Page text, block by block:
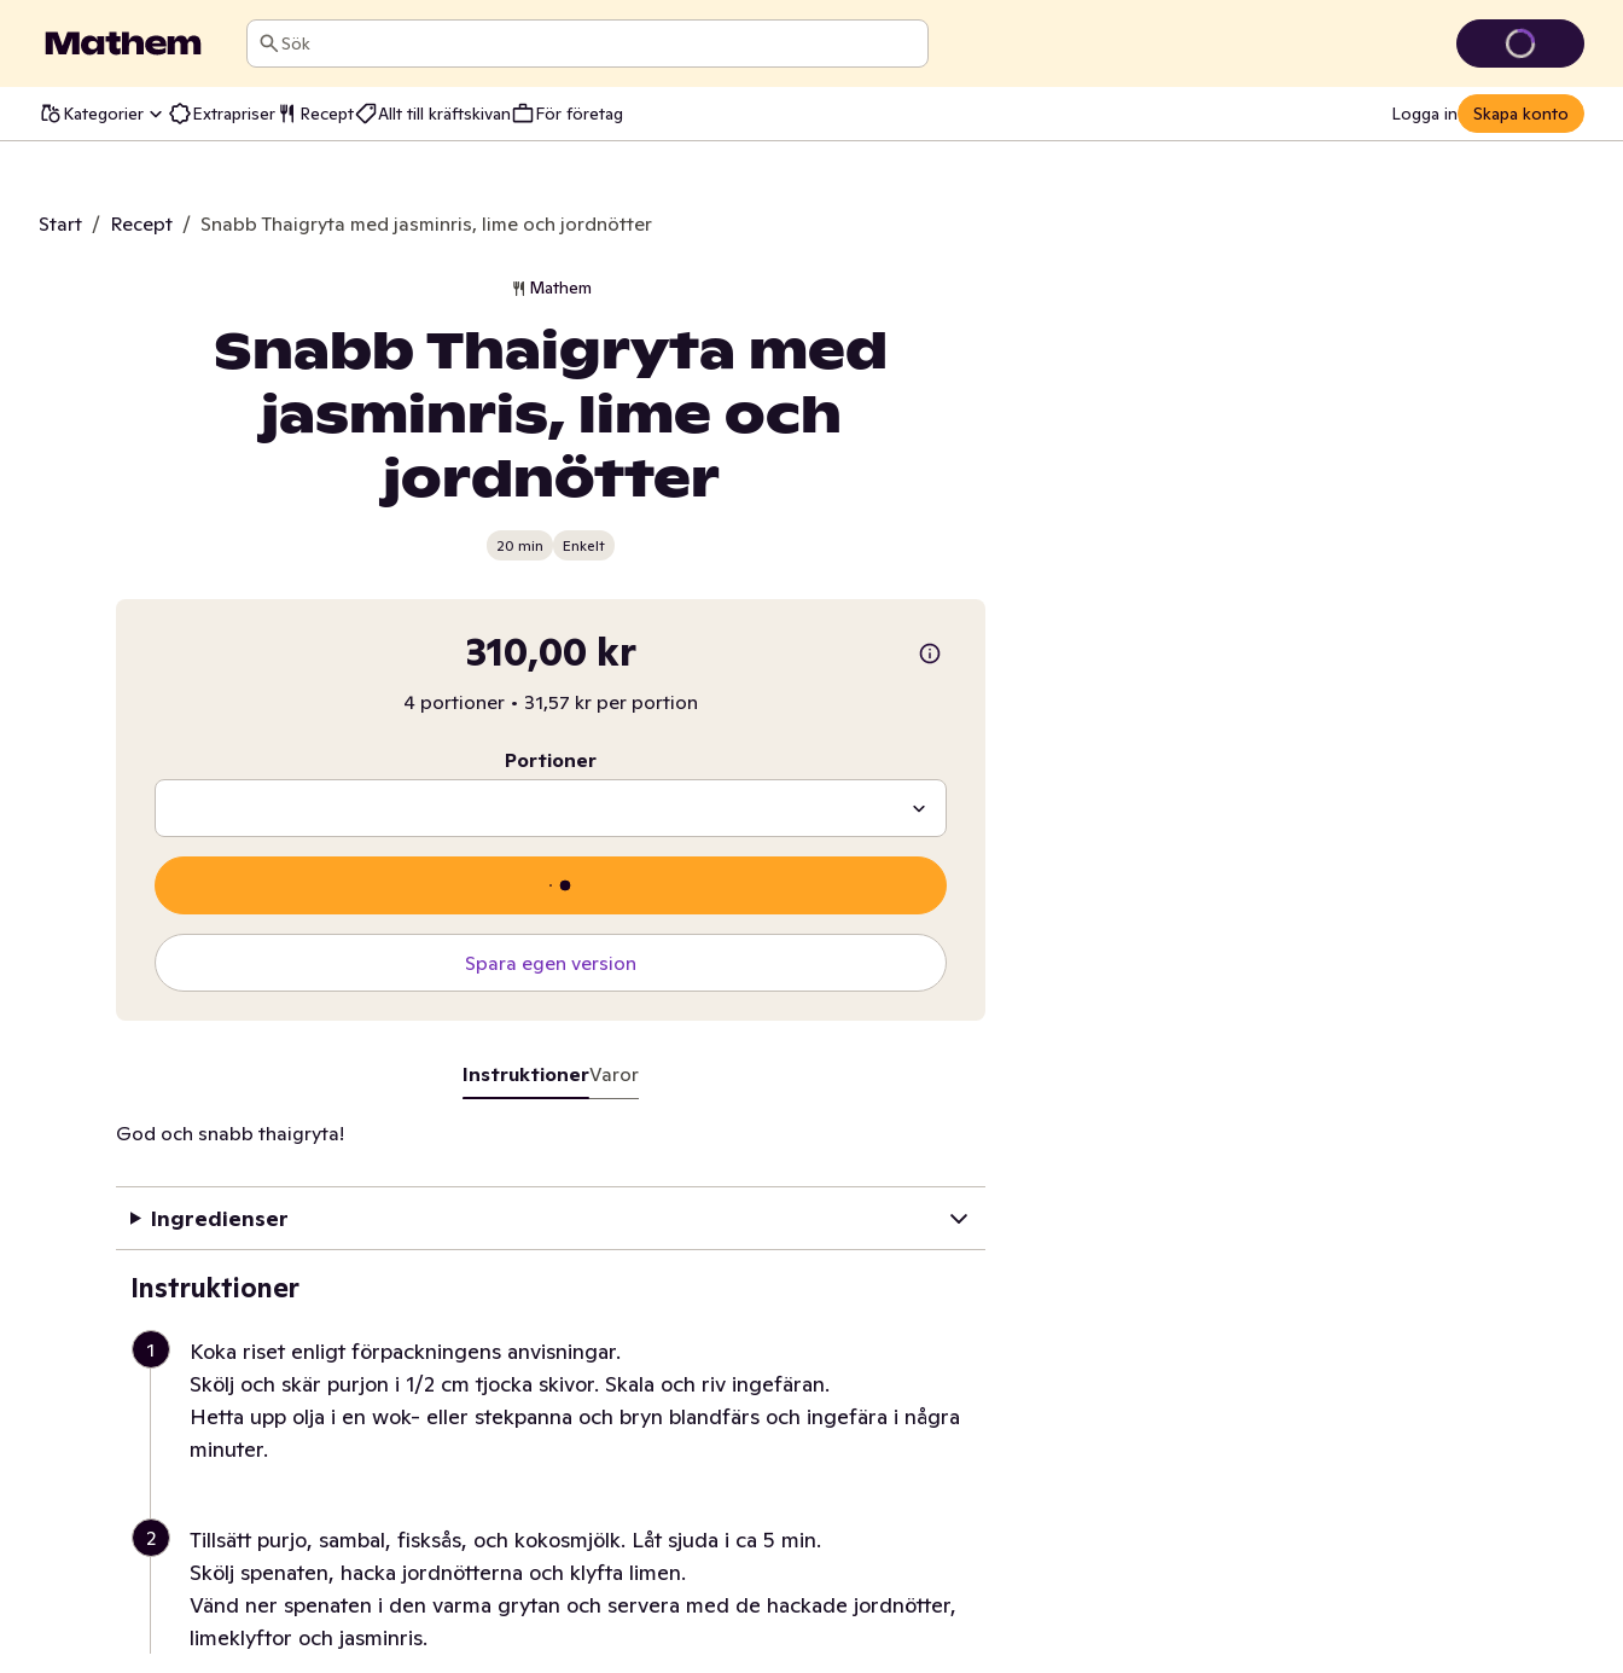
Sök
Kategorier Extrapriser Recept Allt till kräftskivan För företag Logga in Skapa konto
Start / Recept / Snabb Thaigryta med jasminris, lime och jordnötter
Mathem
Snabb Thaigryta med
jasminris, lime och
jordnötter
20 min Enkelt
310,00 kr
4 portioner • 31,57 kr per portion
Portioner
Spara egen version
InstruktionerVaror
God och snabb thaigryta!
Ingredienser
Instruktioner
1
Koka riset enligt förpackningens anvisningar.
Skölj och skär purjon i 1/2 cm tjocka skivor. Skala och riv ingefäran.
Hetta upp olja i en wok- eller stekpanna och bryn blandfärs och ingefära i några
minuter.
2
Tillsätt purjo, sambal, fisksås, och kokosmjölk. Låt sjuda i ca 5 min.
Skölj spenaten, hacka jordnötterna och klyfta limen.
Vänd ner spenaten i den varma grytan och servera med de hackade jordnötter,
limeklyftor och jasminris.